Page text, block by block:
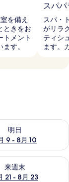
を備え
ときをお
トメント
す。
スパ
スパ・
がリラ
ティシ
ます。
明日
9 - 8月 10
8月 10 の空室状
来週末
21 - 8月 23
- 8月 23 の空室